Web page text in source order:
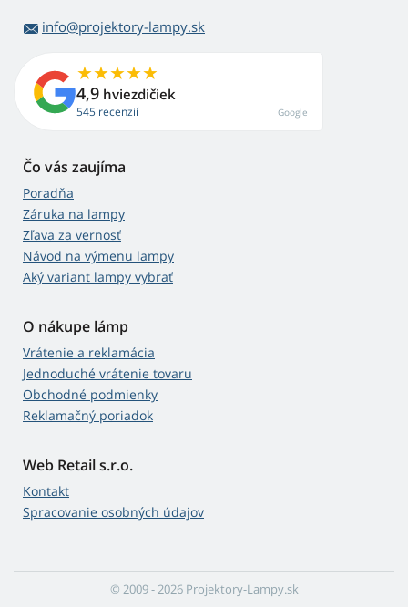
info@projektory-lampy.sk
4,9 hviezdičiek
545 recenzií Google
Čo vás zaujíma
Poradňa
Záruka na lampy
Zľava za vernosť
Návod na výmenu lampy
Aký variant lampy vybrať
O nákupe lámp
Vrátenie a reklamácia
Jednoduché vrátenie tovaru
Obchodné podmienky
Reklamačný poriadok
Web Retail s.r.o.
Kontakt
Spracovanie osobných údajov
© 2009 - 2026 Projektory-Lampy.sk